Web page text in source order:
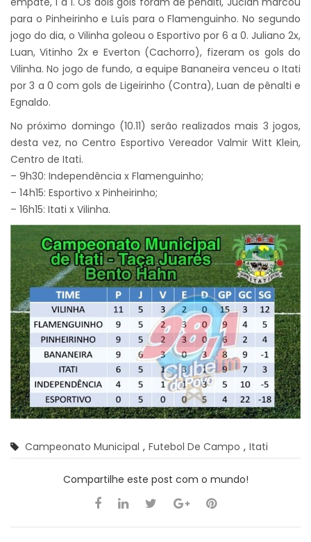
para o Pinheirinho e Luís para o Flamenguinho. No segundo
jogo do dia, o Vilinha goleou o Esportivo por 6 a 0. Juliano 2x,
Luan, Vitinho 2x e Everton (Cachorro), fizeram os gols do
Vilinha.No jogo de fundo, a equipe Bananeira venceu o Itati
por 3 a 0 com gols de Ligeirinho (Contra), Luan de pênalti e
Egnaldo.
No próximo domingo (10.11) serão realizados mais 3 jogos,
desta vez, no Centro Esportivo Vereador Valmir Witt Klein,
Centro de Itati.
– 9h30: Independência x Flamenguinho;
– 14h15: Esportivo x Pinheirinho;
– 16h15: Itati x Vilinha.
Campeonato Municipal , Futebol De Campo , Itati
Compartilhe este post com o mundo!